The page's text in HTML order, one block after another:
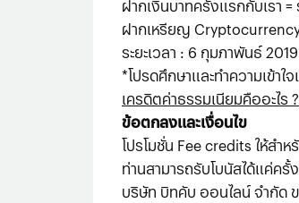
ฝากเงินบาทครั้งแรกกับเรา
ฝากเหรียญ Cryptocurrency
ระยะเวลา : 6 กุมภาพันธ์
*โปรดศึกษาและทำความเข้า
เครดิตค่าธรรมเนียมคืออะไร ?
ข้อตกลงและเงื่อนไข
โปรโมชั่น Fee credits ให้สำห
ท่านสามารถรับโบนัสได้แค่ครั้
บริษัท บิทคับ ออนไลน์ จำกัด